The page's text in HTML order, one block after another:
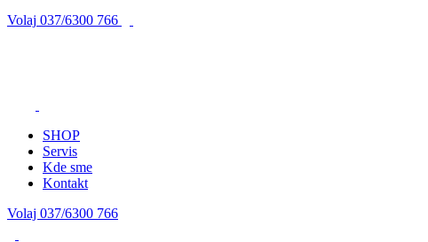
Volaj 037/6300 766
SHOP
Servis
Kde sme
Kontakt
Volaj 037/6300 766